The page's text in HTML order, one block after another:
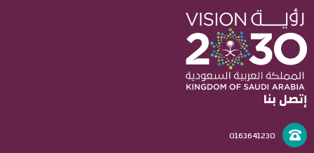
إتصل بنا
0163641230